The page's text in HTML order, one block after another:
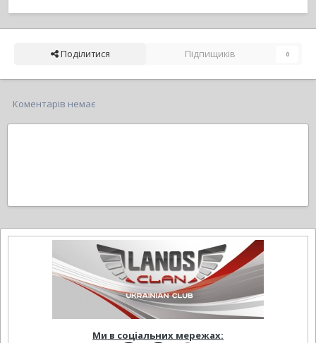
Поділитися Підпищиків 0
Коментарів немає
Ми в соціальних мережах: